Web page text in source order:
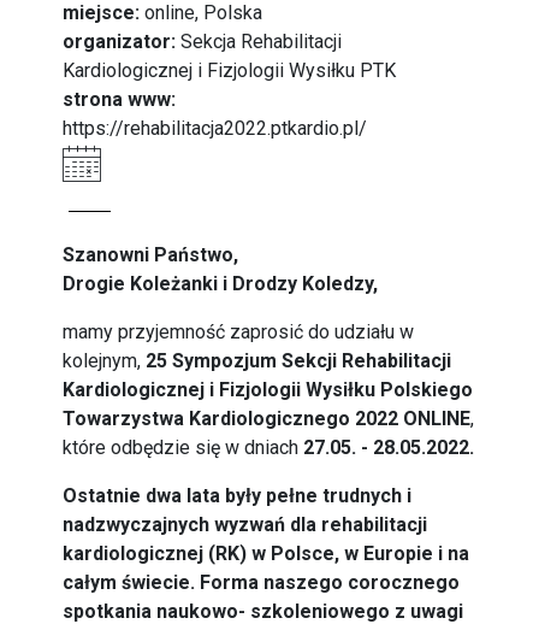
miejsce: online, Polska
organizator: Sekcja Rehabilitacji
Kardiologicznej i Fizjologii Wysiłku PTK
strona www:
https://rehabilitacja2022.ptkardio.pl/
Szanowni Państwo,
Drogie Koleżanki i Drodzy Koledzy,
mamy przyjemność zaprosić do udziału w
kolejnym, 25 Sympozjum Sekcji Rehabilitacji
Kardiologicznej i Fizjologii Wysiłku Polskiego
Towarzystwa Kardiologicznego 2022 ONLINE,
które odbędzie się w dniach 27.05. - 28.05.2022.
Ostatnie dwa lata były pełne trudnych i
nadzwyczajnych wyzwań dla rehabilitacji
kardiologicznej (RK) w Polsce, w Europie i na
całym świecie. Forma naszego corocznego
spotkania naukowo- szkoleniowego z uwagi